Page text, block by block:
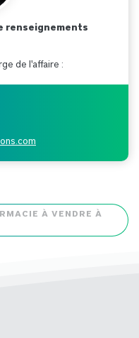
renseignements
de l'affaire :
À VENDRE À